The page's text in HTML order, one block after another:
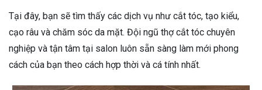
Tại đây, bạn sẽ tìm thấy các dịch vụ như cắt tóc, tạo kiểu,
cạo râu và chăm sóc da mặt. Đội ngũ thợ cắt tóc chuyên
nghiệp và tận tâm tại salon luôn sẵn sàng làm mới phong
cách của bạn theo cách hợp thời và cá tính nhất.